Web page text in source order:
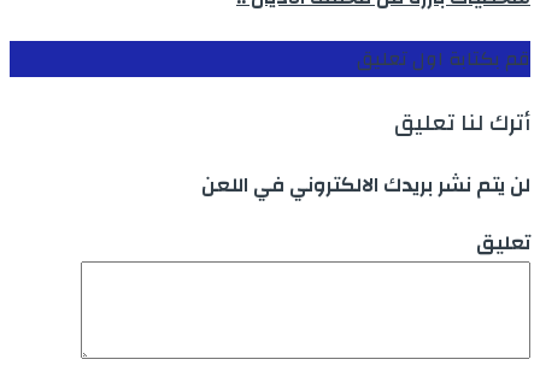
قم بكتابة اول تعليق
أترك لنا تعليق
لن يتم نشر بريدك الالكتروني في اللعن
تعليق